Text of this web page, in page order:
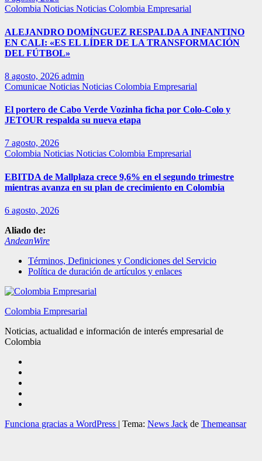
Colombia Noticias Noticias Colombia Empresarial
ALEJANDRO DOMÍNGUEZ RESPALDA A INFANTINO
EN CALI: «ES EL LÍDER DE LA TRANSFORMACIÓN
DEL FÚTBOL»
8 agosto, 2026 admin
Comunicae Noticias Noticias Colombia Empresarial
El portero de Cabo Verde Vozinha ficha por Colo-Colo y
JETOUR respalda su nueva etapa
7 agosto, 2026
Colombia Noticias Noticias Colombia Empresarial
EBITDA de Mallplaza crece 9,6% en el segundo trimestre
mientras avanza en su plan de crecimiento en Colombia
6 agosto, 2026
Aliado de:
AndeanWire
Términos, Definiciones y Condiciones del Servicio
Política de duración de artículos y enlaces
Colombia Empresarial
Noticias, actualidad e información de interés empresarial de
Colombia
Funciona gracias a WordPress | Tema: News Jack de Themeansar